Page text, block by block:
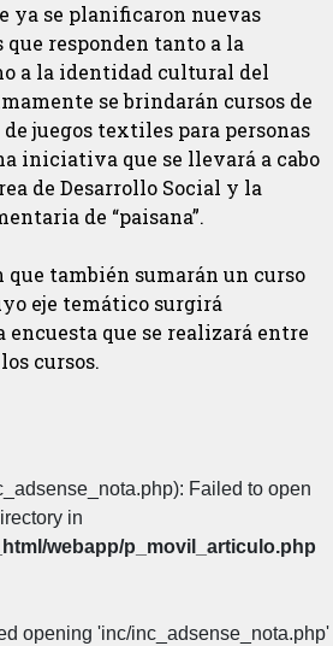
ya se planificaron nuevas
responden tanto a la
a la identidad cultural del
se brindarán cursos de
juegos textiles para personas
iniciativa que se llevará a cabo
de Desarrollo Social y la
de “paisana”.
también sumarán un curso
eje temático surgirá
que se realizará entre
cursos.
Failed to open
in
webapp/p_movil_articulo.php
opening 'inc/inc_adsense_nota.php'